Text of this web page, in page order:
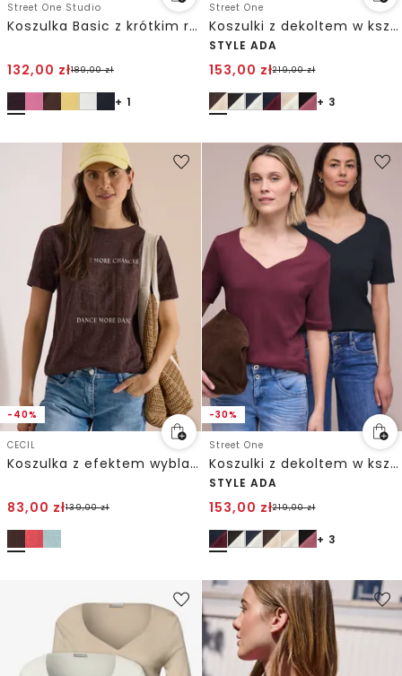
Street One Studio
Koszulka Basic z krótkim rękawem i okrągłym dekoltem
132,00 zł189,00zł
+ 1
Street One
Koszulki z dekoltem w kształcie serca w opakowaniu po 2 szt.
STYLE ADA
153,00 zł219,00zł
+ 3
-40%
CECIL
Koszulka z efektem wyblakłego wzoru
83,00 zł139,00zł
-30%
Street One
Koszulki z dekoltem w kształcie serca w opakowaniu po 2 szt.
STYLE ADA
153,00 zł219,00zł
+ 3